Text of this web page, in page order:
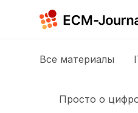
Все материалы
Просто о